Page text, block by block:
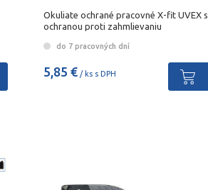
Okuliate ochrané pracovné X-fit UVEX s
ochranou proti zahmlievaniu
do 7 pracovných dní
5,85 €/ ks s DPH